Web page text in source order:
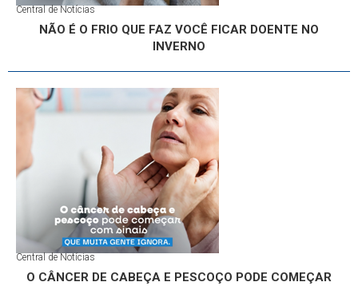
Central de Notícias
NÃO É O FRIO QUE FAZ VOCÊ FICAR DOENTE NO
INVERNO
Central de Notícias
O CÂNCER DE CABEÇA E PESCOÇO PODE COMEÇAR